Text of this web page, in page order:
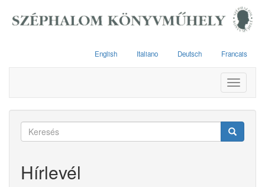
English Italiano Deutsch Francais
Toggle
Keresés
Hírlevél